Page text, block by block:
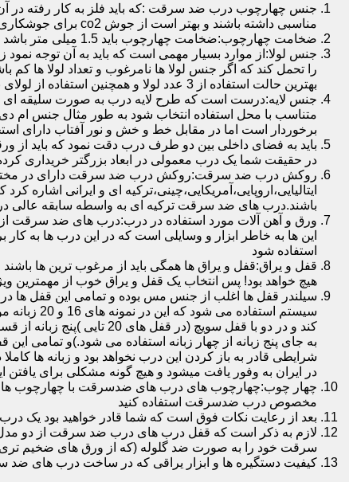
جنس چهارچوب درب ضد سرقت :که باید فلز به کار رفته در
مناسبی داشته باشند و بهتر است از جوش co2 برای جوشکاری استفاده شده باشد.
ضخامت چهارچوب:ضخامت چهارچوب باید 1.5 میلی متر باشد و یا بالاتر از آن
جنس لولا:از موارد بسیار مهمی است که باید به آن توجه نمود
را تحمل کند که اگر جنس لولا ها نامرغوب و تعداد لولا ها
بهترین حالت استفاده از 3 عدد لولا و همچنین استفاده از لولای بلبرینگ دار است.
جنس لایه:درست است که طرح لایه درب به صورت سلیقه ای
متناسب با محل استفاده انتخاب شود به طور مثال جنس ام
برخوردار است اما در مقابل خط و خش و نور آفتاب دارای
باید به فضای داخلی بین دو طرف درب دقت نمود که باید از
در حقیقت شما یک درب معمولی در ابعاد بزرگتر خریداری
روکش درب ضد سرقت:روکش درب ضد سرقت دارای در
ایتالیایی،اروپایی،آمریکایی،چینی،ترکیه ای و ایرانی
باشند.درب های ضد سرقت ترکیه ای به واسطه سابقه عالی
ورق و آهن آلات مورد استفاده در درب:درب های ضد سرقت از
این ها به خاطر ابزار و وسایلی است که در این درب ها به
استفاده شود
قفل و یراق:قفل و یراق ها همگی باید از مرغوب ترین ها
هیچ خواهد بود! پس انتخاب یک قفل و یراق خوب از
سیلندر قفل ها اغلب از جنس مس بوده و تمامی این قفل ها در
سیستم
به جای پنج زبانه از چهار زبانه استفاده می شود.)و تمامی
شرایطی قادر به باز کردن این درب نخواهد بود و زبانه ها
در ایران به وفور یافت میشود و هیچ گونه مشکلی برای یافتن
چهار چوب:چهارچوب های درب های ضدسرقت با چهارچوب های
مخصوص درب ضدسرقت استفاده کنید
بعد از رعایت نکات فوق است که شما قادر خواهید بود یک
لازم به ذکر است که قفل درب های درب ضد سرقت از دو مدل
سرقت خود را به صورت ضد گلوله (که از ورق های ضخیم
کیفیت دستگیره ها و ابزار یراقی که در ساخت درب های